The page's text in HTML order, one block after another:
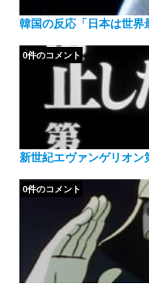
韓国の反応「日本は世界
新世紀エヴァンゲリオ
0件のコメント
0件のコメント